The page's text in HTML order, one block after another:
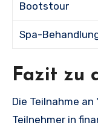
Bootstour
Spa-
Fazit zu
Die Teilnahme
Teilnehmer in